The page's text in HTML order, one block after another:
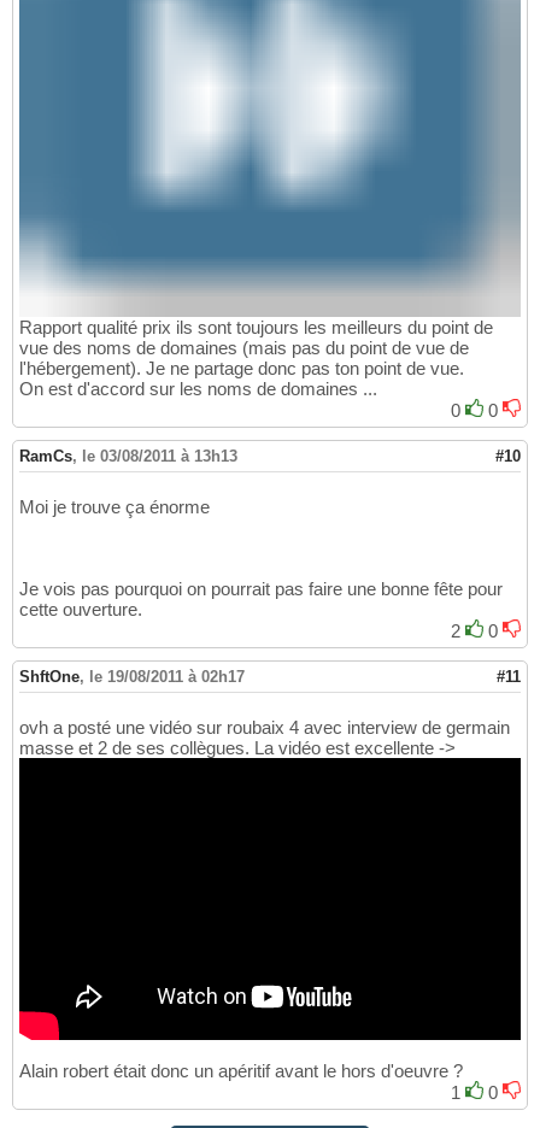
Rapport qualité prix ils sont toujours les meilleurs du point de
vue des noms de domaines (mais pas du point de vue de
l'hébergement). Je ne partage donc pas ton point de vue.
On est d'accord sur les noms de domaines ...
0
0
RamCs, le 03/08/2011 à 13h13 #10
Moi je trouve ça énorme
Je vois pas pourquoi on pourrait pas faire une bonne fête pour
cette ouverture.
2
0
ShftOne, le 19/08/2011 à 02h17 #11
ovh a posté une vidéo sur roubaix 4 avec interview de germain
masse et 2 de ses collègues. La vidéo est excellente ->
Alain robert était donc un apéritif avant le hors d'oeuvre ?
1
0